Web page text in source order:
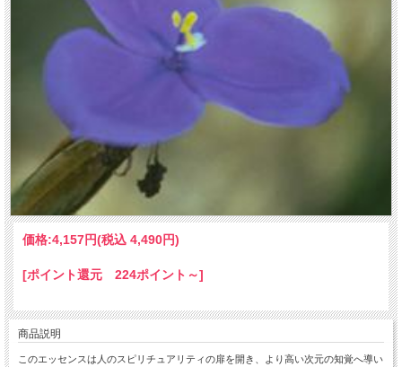
価格:4,157円(税込 4,490円)
[ポイント還元 224ポイント～]
商品説明
このエッセンスは人のスピリチュアリティの扉を開き、より高い次元の知覚へ導い